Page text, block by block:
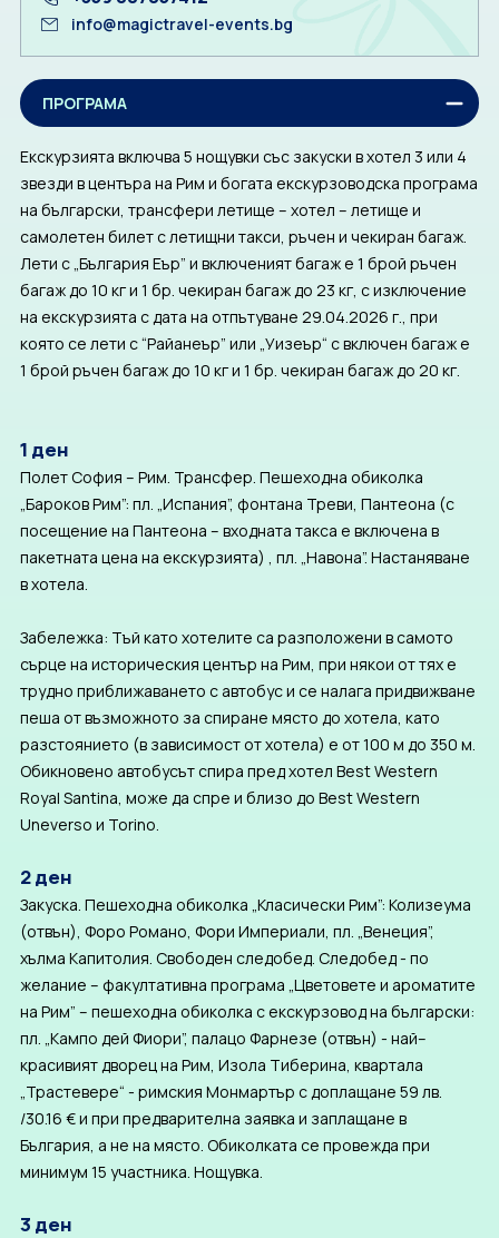
info@magictravel-events.bg
ПРОГРАМА
Екскурзията включва 5 нощувки със закуски в хотел 3 или 4
звезди в центъра на Рим и богата екскурзоводска програма
на български, трансфери летище – хотел – летище и
самолетен билет с летищни такси, ръчен и чекиран багаж.
Лети с „България Еър” и включеният багаж е 1 брой ръчен
багаж до 10 кг и 1 бр. чекиран багаж до 23 кг, с изключение
на екскурзията с дата на отпътуване 29.04.2026 г., при
която се лети с “Райанеър” или „Уизеър“ с включен багаж е
1 брой ръчен багаж до 10 кг и 1 бр. чекиран багаж до 20 кг.
1 ден
Полет София – Рим. Трансфер. Пешеходна обиколка
„Бароков Рим”: пл. „Испания”, фонтана Треви, Пантеона (с
посещение на Пантеона – входната такса е включена в
пакетната цена на екскурзията) , пл. „Навона”. Настаняване
в хотела.
Забележка: Тъй като хотелите са разположени в самото
сърце на историческия център на Рим, при някои от тях е
трудно приближаването с автобус и се налага придвижване
пеша от възможното за спиране място до хотела, като
разстоянието (в зависимост от хотела) е от 100 м до 350 м.
Обикновено автобусът спира пред хотел Best Western
Royal Santina, може да спре и близо до Best Western
Uneverso и Torino.
2 ден
Закуска. Пешеходна обиколка „Класически Рим”: Колизеума
(отвън), Форо Романо, Фори Империали, пл. „Венеция”,
хълма Капитолия. Свободен следобед. Следобед - по
желание – факултативна програма „Цветовете и ароматите
на Рим” – пешеходна обиколка с екскурзовод на български:
пл. „Кампо дей Фиори”, палацо Фарнезе (отвън) - най–
красивият дворец на Рим, Изола Тиберина, квартала
„Трастевере“ - римския Монмартър с доплащане 59 лв.
/30.16 € и при предварителна заявка и заплащане в
България, а не на място. Обиколката се провежда при
минимум 15 участника. Нощувка.
3 ден